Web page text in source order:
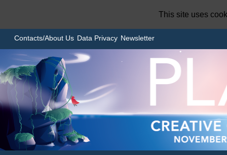
Contacts/About Us Data Privacy Newsletter
This site uses